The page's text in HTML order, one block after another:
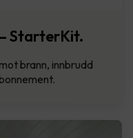
StarterKit.
brann, innbrudd